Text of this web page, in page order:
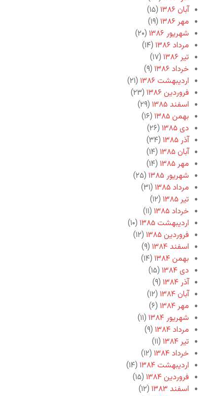
آبان ۱۳۸۶
(۱۵)
مهر ۱۳۸۶
(۱۹)
شهریور ۱۳۸۶
(۲۰)
مرداد ۱۳۸۶
(۱۴)
تیر ۱۳۸۶
(۱۷)
خرداد ۱۳۸۶
(۹)
اردیبهشت ۱۳۸۶
(۲۱)
فروردین ۱۳۸۶
(۲۳)
اسفند ۱۳۸۵
(۲۹)
بهمن ۱۳۸۵
(۱۶)
دی ۱۳۸۵
(۲۶)
آذر ۱۳۸۵
(۳۴)
آبان ۱۳۸۵
(۱۴)
مهر ۱۳۸۵
(۱۴)
شهریور ۱۳۸۵
(۲۵)
مرداد ۱۳۸۵
(۳۱)
تیر ۱۳۸۵
(۱۲)
خرداد ۱۳۸۵
(۱۱)
اردیبهشت ۱۳۸۵
(۱۰)
فروردین ۱۳۸۵
(۱۲)
اسفند ۱۳۸۴
(۹)
بهمن ۱۳۸۴
(۱۴)
دی ۱۳۸۴
(۱۵)
آذر ۱۳۸۴
(۹)
آبان ۱۳۸۴
(۱۲)
مهر ۱۳۸۴
(۶)
شهریور ۱۳۸۴
(۱۱)
مرداد ۱۳۸۴
(۹)
تیر ۱۳۸۴
(۱۱)
خرداد ۱۳۸۴
(۱۲)
اردیبهشت ۱۳۸۴
(۱۴)
فروردین ۱۳۸۴
(۱۵)
اسفند ۱۳۸۳
(۱۲)